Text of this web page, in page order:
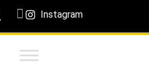
Instagram